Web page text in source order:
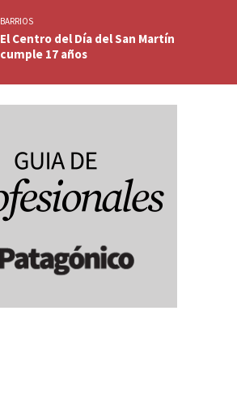
BARRIOS
El Centro del Día del San Martín
cumple 17 años